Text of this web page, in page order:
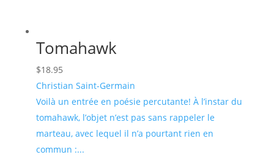
Tomahawk
$18.95
Christian Saint-Germain
Voilà un entrée en poésie percutante! À l’instar du
tomahawk, l’objet n’est pas sans rappeler le
marteau, avec lequel il n’a pourtant rien en
commun :...